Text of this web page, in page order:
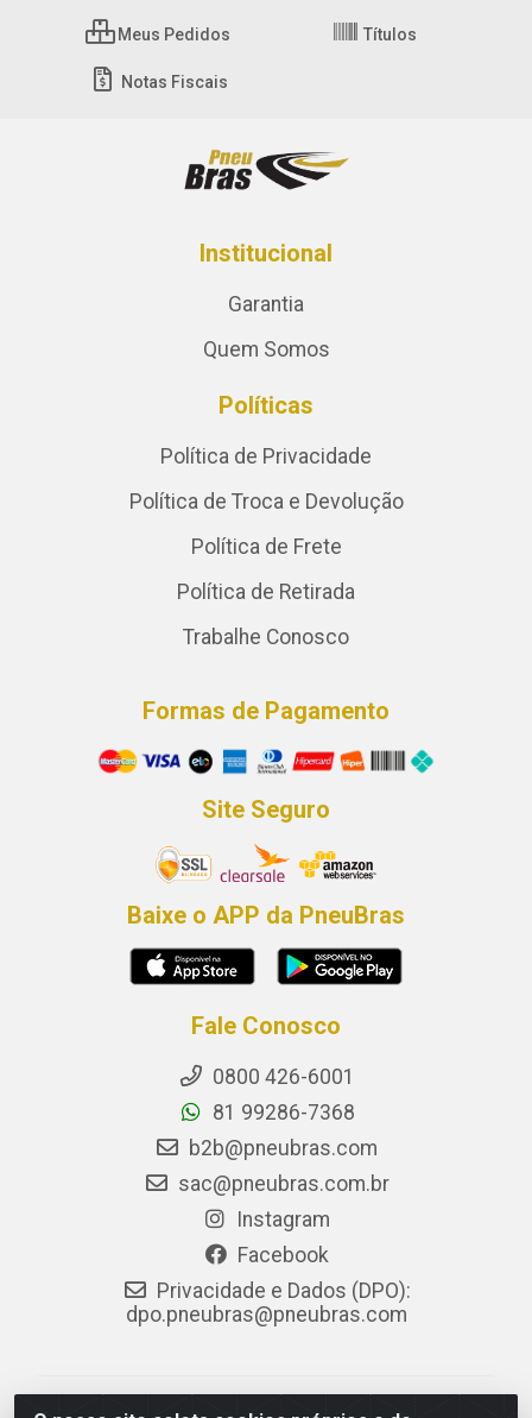
Meus Pedidos Títulos
Notas Fiscais
Institucional
Garantia
Quem Somos
Políticas
Política de Privacidade
Política de Troca e Devolução
Política de Frete
Política de Retirada
Trabalhe Conosco
Formas de Pagamento
Site Seguro
Baixe o APP da PneuBras
Fale Conosco
0800 426-6001
81 99286-7368
b2b@pneubras.com
sac@pneubras.com.br
Instagram
Facebook
Privacidade e Dados (DPO):
dpo.pneubras@pneubras.com
PneuBras - Rodovia BR-101, KM 82 - Prazeres,